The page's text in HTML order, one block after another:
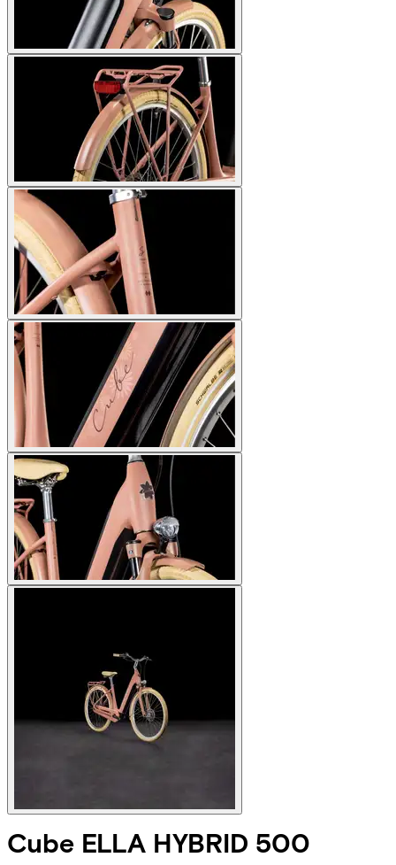
Cube ELLA HYBRID 500